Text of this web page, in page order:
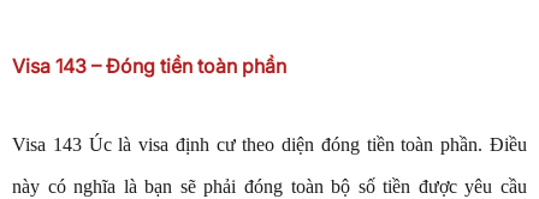
Visa 143 – Đóng tiền toàn phần
Visa 143 Úc là visa định cư theo diện đóng tiền toàn phần. Điều
này có nghĩa là bạn sẽ phải đóng toàn bộ số tiền được yêu cầu